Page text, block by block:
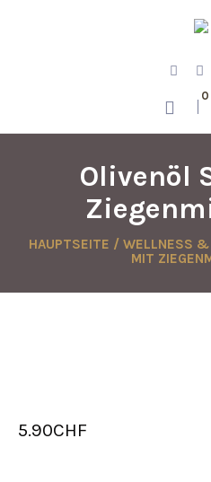
0
Olivenöl
HAUPTSEITE / WELLNESS &
MIT
5.90CHF